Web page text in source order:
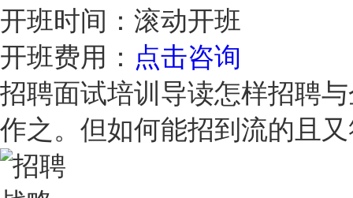
开班时间： 滚动开班
开班费用： 点击咨询
招聘面试培训导读怎样招聘
作之。但如何能招到流的且